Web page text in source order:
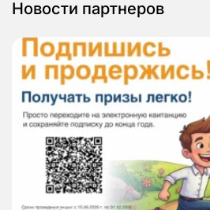
Новости партнеров